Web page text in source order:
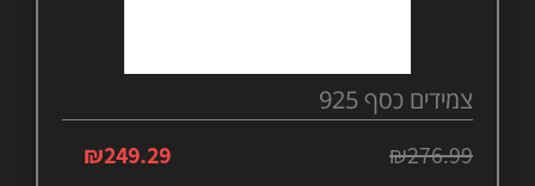
צמידים כסף 925
₪276.99
₪249.29